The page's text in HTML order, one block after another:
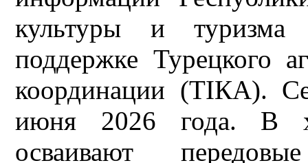
культуры и туризма
поддержке Турецкого
координации (ТІКА).
июня 2026 года. В
осваивают